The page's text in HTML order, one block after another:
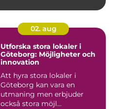
02. aug
Utforska stora lokaler i
Göteborg: Möjligheter och
innovation
Att hyra stora lokaler i
Göteborg kan vara en
utmaning men erbjuder
också stora möjl...